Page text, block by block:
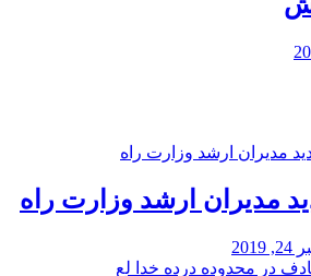
مدیران ارشد وزارت راه